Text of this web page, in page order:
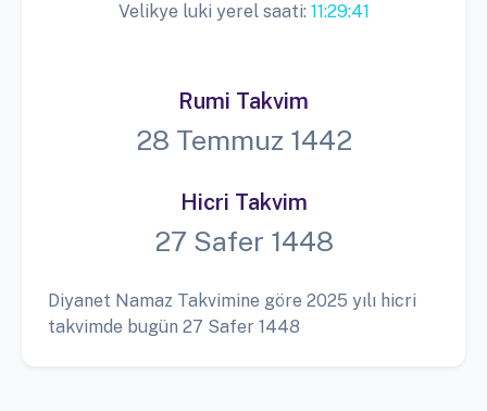
Velikye luki yerel saati: 11:29:41
Rumi Takvim
28 Temmuz 1442
Hicri Takvim
27 Safer 1448
Diyanet Namaz Takvimine göre 2025 yılı hicri
takvimde bugün 27 Safer 1448